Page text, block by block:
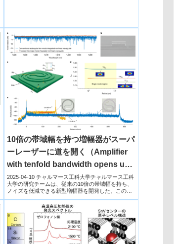
10倍の帯域幅を持つ増幅器がスーパ
ーレーザーに道を開く（Amplifier
with tenfold bandwidth opens up
for super lasers）
2025-04-10 チャルマース工科大学チャルマース工科
大学の研究チームは、従来の10倍の帯域幅を持ち、
ノイズを低減できる新型増幅器を開発した。この技